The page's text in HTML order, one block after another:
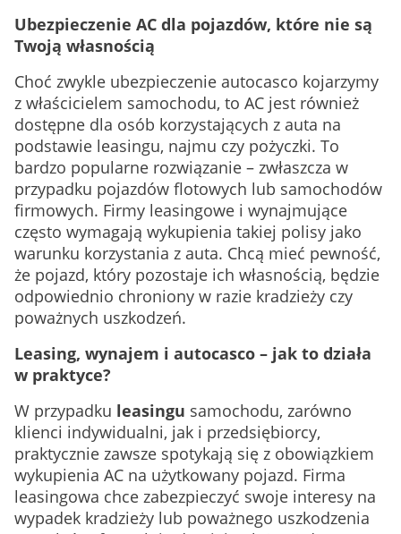
Ubezpieczenie AC dla pojazdów, które nie są
Twoją własnością
Choć zwykle ubezpieczenie autocasco kojarzymy
z właścicielem samochodu, to AC jest również
dostępne dla osób korzystających z auta na
podstawie leasingu, najmu czy pożyczki. To
bardzo popularne rozwiązanie – zwłaszcza w
przypadku pojazdów flotowych lub samochodów
firmowych. Firmy leasingowe i wynajmujące
często wymagają wykupienia takiej polisy jako
warunku korzystania z auta. Chcą mieć pewność,
że pojazd, który pozostaje ich własnością, będzie
odpowiednio chroniony w razie kradzieży czy
poważnych uszkodzeń.
Leasing, wynajem i autocasco – jak to działa
w praktyce?
W przypadku leasingu samochodu, zarówno
klienci indywidualni, jak i przedsiębiorcy,
praktycznie zawsze spotykają się z obowiązkiem
wykupienia AC na użytkowany pojazd. Firma
leasingowa chce zabezpieczyć swoje interesy na
wypadek kradzieży lub poważnego uszkodzenia